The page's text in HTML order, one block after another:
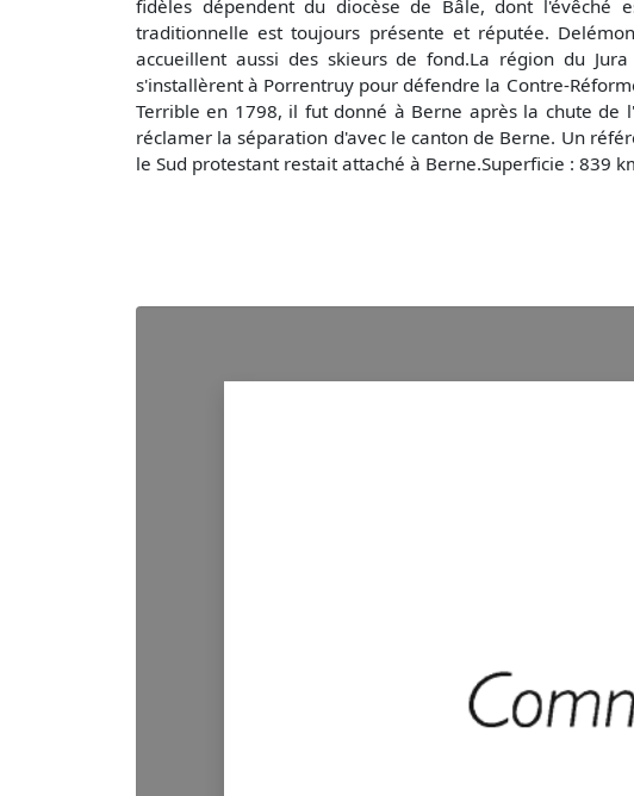
fidèles dépendent du diocèse de Bâle, dont l'évêché
traditionnelle est toujours présente et réputée.
accueillent aussi des skieurs de fond.La région du
s'installèrent à Porrentruy pour défendre la Contre-
Terrible en 1798, il fut donné à Berne après la chute de
réclamer la séparation d'avec le canton de Berne. Un
le Sud protestant restait attaché à Berne.Superficie : 839